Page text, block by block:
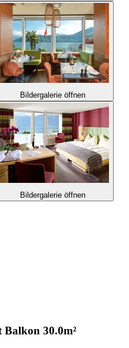
Bildergalerie öffnen
Bildergalerie öffnen
Balkon 30.0m²